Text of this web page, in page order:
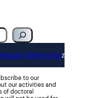
Datenschutz
to our
our activities and
of doctoral